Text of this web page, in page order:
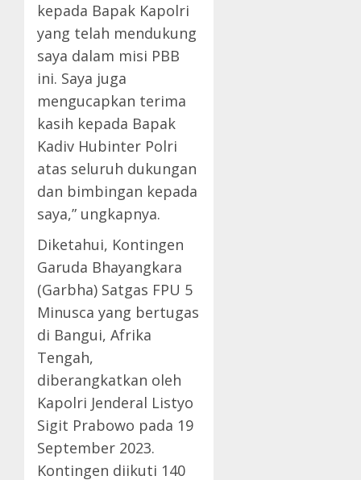
kepada Bapak Kapolri
yang telah mendukung
saya dalam misi PBB
ini. Saya juga
mengucapkan terima
kasih kepada Bapak
Kadiv Hubinter Polri
atas seluruh dukungan
dan bimbingan kepada
saya,” ungkapnya.
Diketahui, Kontingen
Garuda Bhayangkara
(Garbha) Satgas FPU 5
Minusca yang bertugas
di Bangui, Afrika
Tengah,
diberangkatkan oleh
Kapolri Jenderal Listyo
Sigit Prabowo pada 19
September 2023.
Kontingen diikuti 140